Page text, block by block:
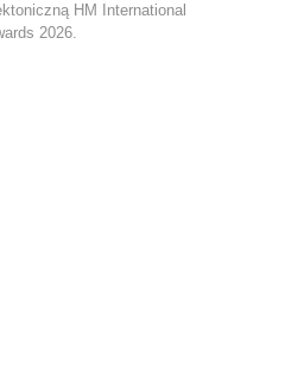
HM International
2026.